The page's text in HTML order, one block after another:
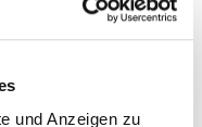
und Anzeigen zu